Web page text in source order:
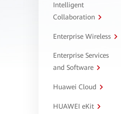
Intelligent
Collaboration
Enterprise Wireless
Enterprise Services
and Software
Huawei Cloud
HUAWEI eKit